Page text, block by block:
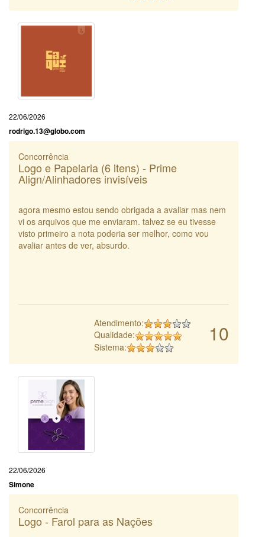
22/06/2026
rodrigo.13@globo.com
Concorrência
Logo e Papelaria (6 itens) - Prime
Align/Alinhadores invisíveis
agora mesmo estou sendo obrigada a avaliar mas nem
vi os arquivos que me enviaram. talvez se eu tivesse
visto primeiro a nota poderia ser melhor, como vou
avaliar antes de ver, absurdo.
10
Atendimento:
Qualidade:
Sistema:
22/06/2026
Simone
Concorrência
Logo - Farol para as Nações